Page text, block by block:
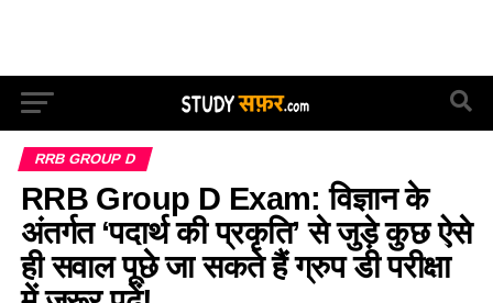
RRB GROUP D
RRB Group D Exam: विज्ञान के
अंतर्गत ‘पदार्थ की प्रकृति’ से जुड़े कुछ ऐसे
ही सवाल पूछे जा सकते हैं ग्रुप डी परीक्षा